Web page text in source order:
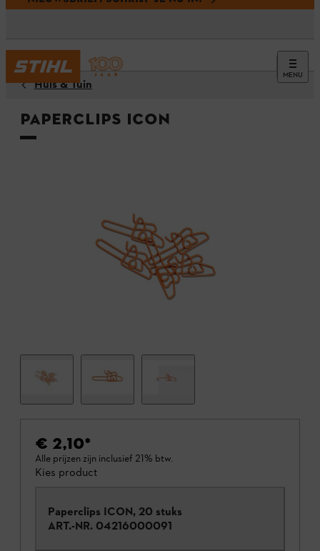
MENU
Huis & Tuin
Paperclips ICON
€ 2,10*
Alle prijzen zijn inclusief 21% btw.
Kies product
Paperclips ICON, 20 stuks
ART.-NR. 04216000091